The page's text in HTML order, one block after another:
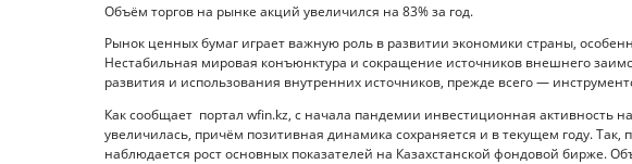
Объём торгов на рынке акций увеличился на 83% за год.
Рынок ценных бумаг играет важную роль в развитии экономики страны,
Нестабильная мировая конъюнктура и сокращение источников внешнего
развития и использования внутренних источников, прежде всего —
Как сообщает портал wfin.kz, с начала пандемии инвестиционная активность
увеличилась, причём позитивная динамика сохраняется и в текущем году. Так,
наблюдается рост основных показателей на Казахстанской фондовой бирже.